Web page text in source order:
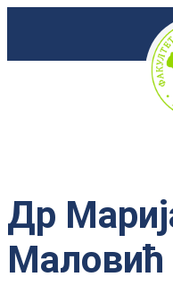
Др
Маловић